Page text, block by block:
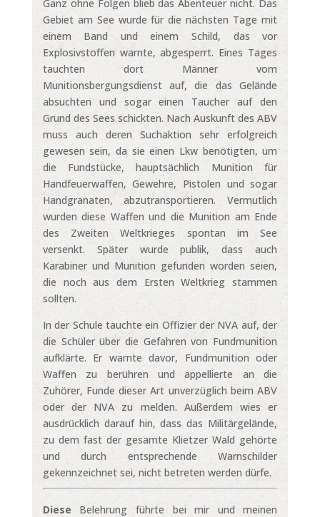
Ganz ohne Folgen blieb das Abenteuer nicht. Das
Gebiet am See wurde für die nächsten Tage mit
einem Band und einem Schild, das vor
Explosivstoffen warnte, abgesperrt. Eines Tages
tauchten dort Männer vom
Munitionsbergungsdienst auf, die das Gelände
absuchten und sogar einen Taucher auf den
Grund des Sees schickten. Nach Auskunft des ABV
muss auch deren Suchaktion sehr erfolgreich
gewesen sein, da sie einen Lkw benötigten, um
die Fundstücke, hauptsächlich Munition für
Handfeuerwaffen, Gewehre, Pistolen und sogar
Handgranaten, abzutransportieren. Vermutlich
wurden diese Waffen und die Munition am Ende
des Zweiten Weltkrieges spontan im See
versenkt. Später wurde publik, dass auch
Karabiner und Munition gefunden worden seien,
die noch aus dem Ersten Weltkrieg stammen
sollten.
In der Schule tauchte ein Offizier der NVA auf, der
die Schüler über die Gefahren von Fundmunition
aufklärte. Er warnte davor, Fundmunition oder
Waffen zu berühren und appellierte an die
Zuhörer, Funde dieser Art unverzüglich beim ABV
oder der NVA zu melden. Außerdem wies er
ausdrücklich darauf hin, dass das Militärgelände,
zu dem fast der gesamte Klietzer Wald gehörte
und durch entsprechende Warnschilder
gekennzeichnet sei, nicht betreten werden dürfe.
Diese Belehrung führte bei mir und meinen